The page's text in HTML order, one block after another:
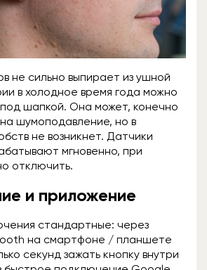
не сильно выпирает из ушной
в холодное время года можно
под шапкой. Она может, конечно
на шумоподавление, но в
не возникнет. Датчики
мгновенно, при
отключить.
и приложение
стандартные: через
на смартфоне / планшете
секунд зажать кнопку внутри